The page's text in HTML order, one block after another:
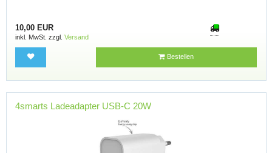
10,00 EUR
inkl. MwSt. zzgl. Versand
Bestellen
4smarts Ladeadapter USB-C 20W